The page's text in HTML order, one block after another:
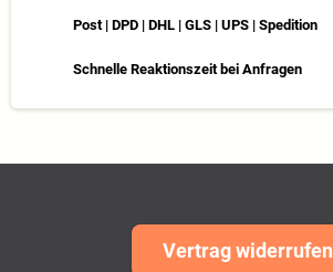
Post | DPD | DHL | GLS | UPS | Spedition
Schnelle Reaktionszeit bei Anfragen
Vertrag widerrufen